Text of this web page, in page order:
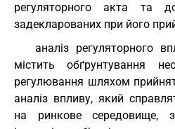
регуляторного акта та
задекларованих при його
аналіз регуляторного
містить обґрунтування
регулювання шляхом
аналіз впливу, який
на ринкове середовище,